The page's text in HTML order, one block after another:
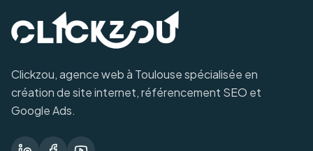
Clickzou, agence web à Toulouse spécialisée en
création de site internet, référencement SEO et
Google Ads.